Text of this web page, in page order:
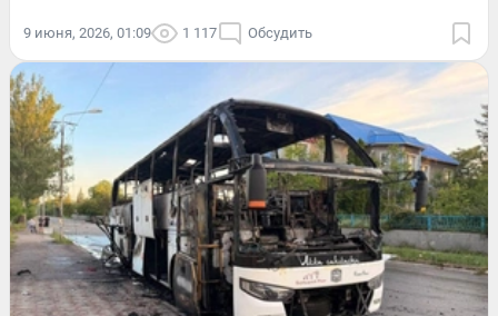
9 июня, 2026, 01:09 1 117 Обсудить